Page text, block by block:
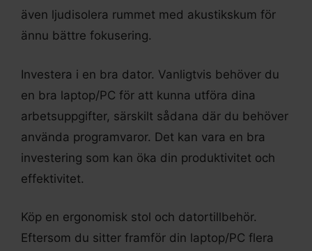
även ljudisolera rummet med akustikskum för
ännu bättre fokusering.
Investera i en bra dator. Vanligtvis behöver du
en bra laptop/PC för att kunna utföra dina
arbetsuppgifter, särskilt sådana där du behöver
använda programvaror. Det kan vara en bra
investering som kan öka din produktivitet och
effektivitet.
Köp en ergonomisk stol och datortillbehör.
Eftersom du sitter framför din laptop/PC flera